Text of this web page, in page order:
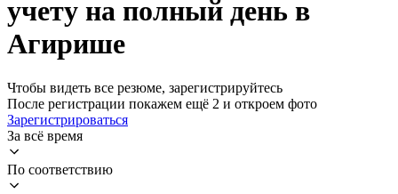
учету на полный день в
Агирише
Чтобы видеть все резюме, зарегистрируйтесь
После регистрации покажем ещё 2 и откроем фото
Зарегистрироваться
За всё время
По соответствию